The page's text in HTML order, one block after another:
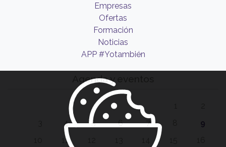
Empresas
Ofertas
Formación
Noticias
APP #Yotambién
Agenda y eventos
4 5 6 7
9
11